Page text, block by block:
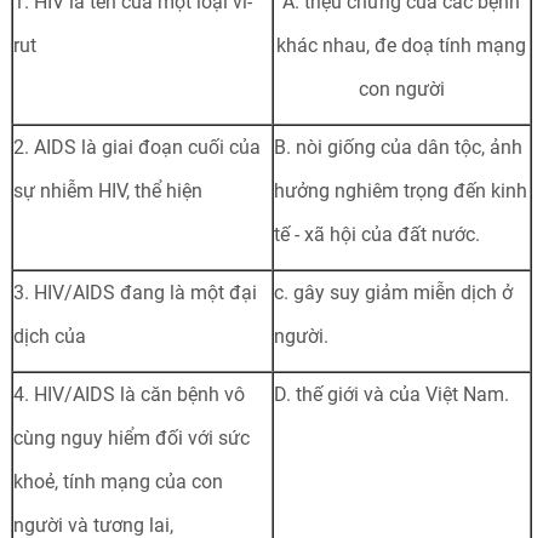
rut
khác nhau, đe doạ tính mạng
con người
2. AIDS là giai đoạn cuối của
sự nhiễm HIV, thể hiện
B. nòi giống của dân tộc, ảnh
hưởng nghiêm trọng đến kinh
tế - xã hội của đất nước.
3. HIV/AIDS đang là một đại
dịch của
c. gây suy giảm miễn dịch ở
người.
4. HIV/AIDS là căn bệnh vô
cùng nguy hiểm đối với sức
khoẻ, tính mạng của con
người và tương lai,
D. thế giới và của Việt Nam.